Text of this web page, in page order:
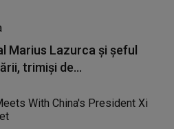
Marius Lazurca și șeful
trimiși de...